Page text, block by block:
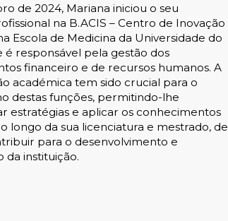
de 2024, Mariana iniciou o seu
na B.ACIS – Centro de Inovação
Escola de Medicina da Universidade do
é responsável pela gestão dos
financeiro e de recursos humanos. A
académica tem sido crucial para o
destas funções, permitindo-lhe
estratégias e aplicar os conhecimentos
longo da sua licenciatura e mestrado, de
para o desenvolvimento e
da instituição.